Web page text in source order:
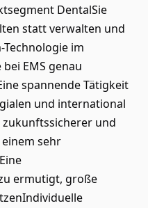
DentalSie
statt verwalten und
im
EMS genau
spannende Tätigkeit
und international
und
sehr
ermutigt, große